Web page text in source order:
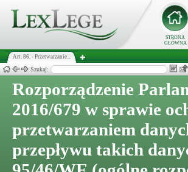
STRONA
GŁÓWNA
Art. 86. - Przetwarzanie...
Szukaj:
Rozporządzenie
2016/679 w sprawie
przetwarzaniem
przepływu takich